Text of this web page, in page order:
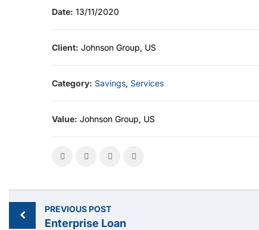
Date: 13/11/2020
Client: Johnson Group, US
Category: Savings, Services
Value: Johnson Group, US
PREVIOUS POST
Enterprise Loan